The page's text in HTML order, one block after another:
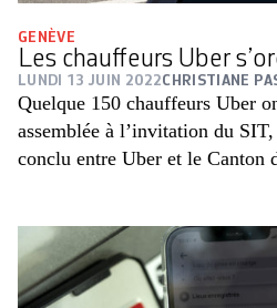
GENÈVE
Les chauffeurs Uber
LUNDI 13 JUIN 2022CHRISTIANE
Quelque 150 chauffeurs Uber
assemblée à l’invitation du
conclu entre Uber et le Canton